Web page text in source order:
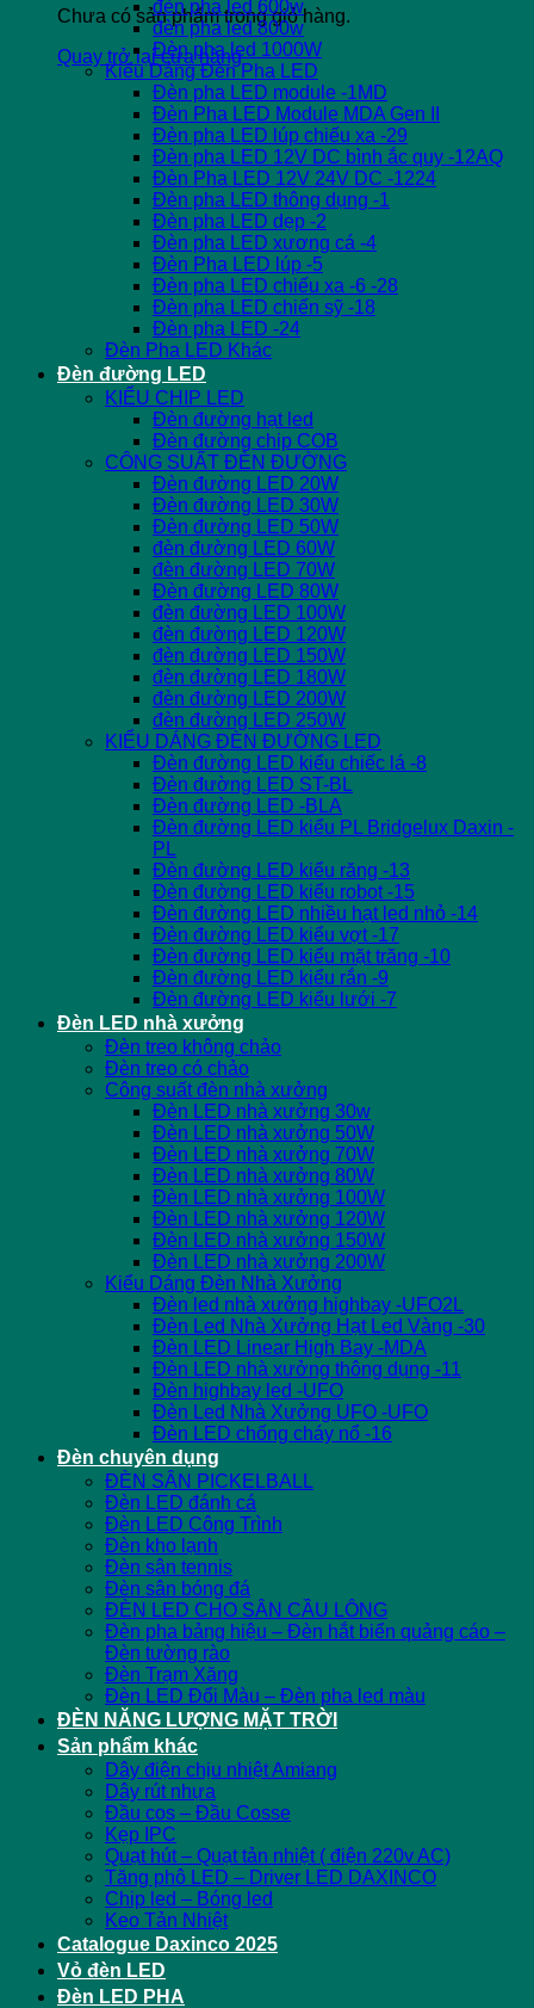
Chưa có sản phẩm trong giỏ hàng.
Quay trở lại cửa hàng
đèn pha led 600w
đèn pha led 800w
Đèn pha led 1000W
Kiểu Dáng Đèn Pha LED
Đèn pha LED module -1MD
Đèn Pha LED Module MDA Gen II
Đèn pha LED lúp chiếu xa -29
Đèn pha LED 12V DC bình ắc quy -12AQ
Đèn Pha LED 12V 24V DC -1224
Đèn pha LED thông dụng -1
Đèn pha LED dẹp -2
Đèn pha LED xương cá -4
Đèn Pha LED lúp -5
Đèn pha LED chiếu xa -6 -28
Đèn pha LED chiến sỹ -18
Đèn pha LED -24
Đèn Pha LED Khác
Đèn đường LED
KIỂU CHIP LED
Đèn đường hạt led
Đèn đường chip COB
CÔNG SUẤT ĐÈN ĐƯỜNG
Đèn đường LED 20W
Đèn đường LED 30W
Đèn đường LED 50W
đèn đường LED 60W
đèn đường LED 70W
Đèn đường LED 80W
đèn đường LED 100W
đèn đường LED 120W
đèn đường LED 150W
đèn đường LED 180W
đèn đường LED 200W
đèn đường LED 250W
KIỂU DÁNG ĐÈN ĐƯỜNG LED
Đèn đường LED kiểu chiếc lá -8
Đèn đường LED ST-BL
Đèn đường LED -BLA
Đèn đường LED kiểu PL Bridgelux Daxin -
PL
Đèn đường LED kiểu răng -13
Đèn đường LED kiểu robot -15
Đèn đường LED nhiều hạt led nhỏ -14
Đèn đường LED kiểu vợt -17
Đèn đường LED kiểu mặt trăng -10
Đèn đường LED kiểu rắn -9
Đèn đường LED kiểu lưới -7
Đèn LED nhà xưởng
Đèn treo không chảo
Đèn treo có chảo
Công suất đèn nhà xưởng
Đèn LED nhà xưởng 30w
Đèn LED nhà xưởng 50W
Đèn LED nhà xưởng 70W
Đèn LED nhà xưởng 80W
Đèn LED nhà xưởng 100W
Đèn LED nhà xưởng 120W
Đèn LED nhà xưởng 150W
Đèn LED nhà xưởng 200W
Kiểu Dáng Đèn Nhà Xưởng
Đèn led nhà xưởng highbay -UFO2L
Đèn Led Nhà Xưởng Hạt Led Vàng -30
Đèn LED Linear High Bay -MDA
Đèn LED nhà xưởng thông dụng -11
Đèn highbay led -UFO
Đèn Led Nhà Xưởng UFO -UFO
Đèn LED chống cháy nổ -16
Đèn chuyên dụng
ĐÈN SÂN PICKELBALL
Đèn LED đánh cá
Đèn LED Công Trình
Đèn kho lạnh
Đèn sân tennis
Đèn sân bóng đá
ĐÈN LED CHO SÂN CẦU LÔNG
Đèn pha bảng hiệu – Đèn hắt biển quảng cáo –
Đèn tường rào
Đèn Trạm Xăng
Đèn LED Đổi Màu – Đèn pha led màu
ĐÈN NĂNG LƯỢNG MẶT TRỜI
Sản phẩm khác
Dây điện chịu nhiệt Amiang
Dây rút nhựa
Đầu cos – Đầu Cosse
Kẹp IPC
Quạt hút – Quạt tản nhiệt ( điện 220v AC)
Tăng phô LED – Driver LED DAXINCO
Chip led – Bóng led
Keo Tản Nhiệt
Catalogue Daxinco 2025
Vỏ đèn LED
Đèn LED PHA